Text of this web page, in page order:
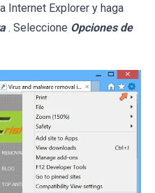
Internet Explorer y haga
. Seleccione Opciones de